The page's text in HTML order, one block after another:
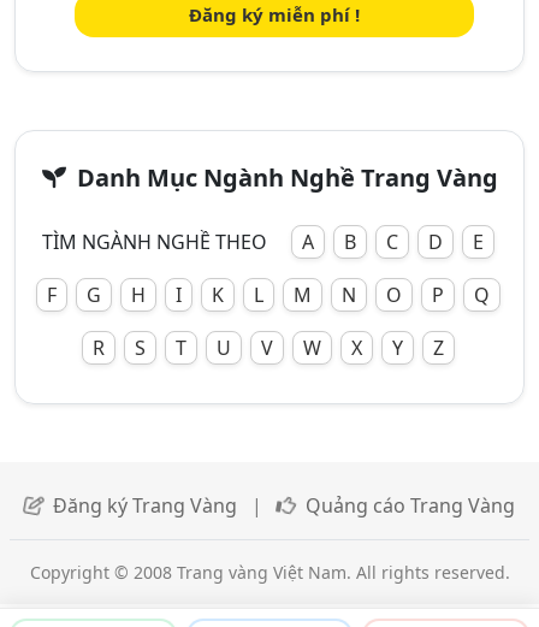
Đăng ký miễn phí !
Danh Mục Ngành Nghề Trang Vàng
TÌM NGÀNH NGHỀ THEO A B C D
E
F
G H I K L M N O P
Q
R
S T U V W X Y Z
Đăng ký Trang Vàng | Quảng cáo Trang Vàng
Copyright © 2008 Trang vàng Việt Nam. All rights reserved.